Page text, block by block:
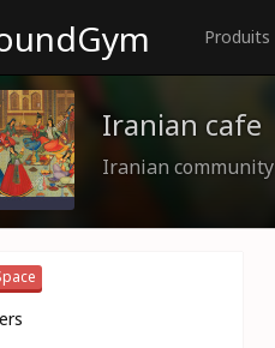
Produits
Iranian cafe
Iranian community